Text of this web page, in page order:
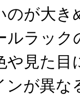
のが大き
ルラック
や見た
ンが異な